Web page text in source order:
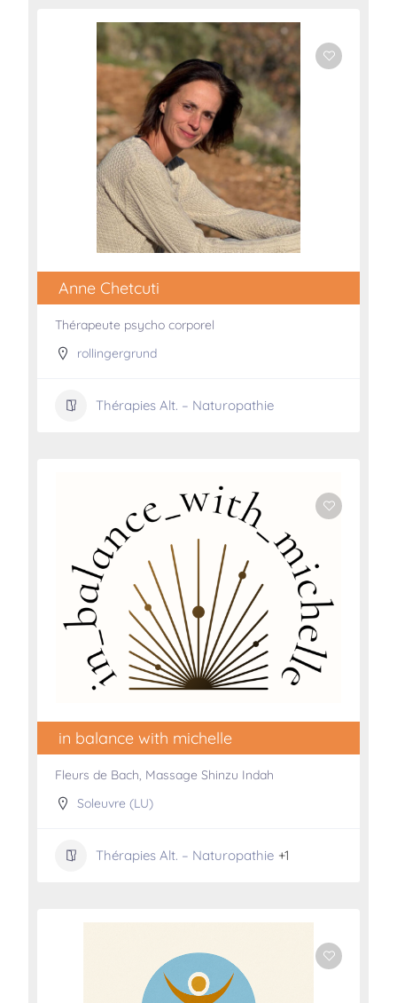
Anne Chetcuti
Thérapeute psycho corporel
rollingergrund
Thérapies Alt. – Naturopathie
in balance with michelle
Fleurs de Bach, Massage Shinzu Indah
Soleuvre (LU)
Thérapies Alt. – Naturopathie +1